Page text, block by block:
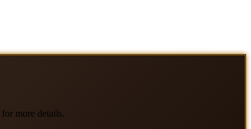
for more details.